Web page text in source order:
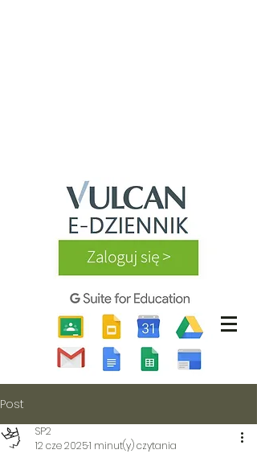
Post
SP2
12 cze 20251 minut(y) czytania